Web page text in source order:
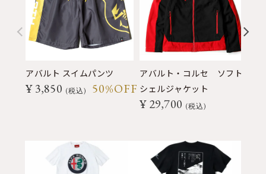
アバルト スイムパンツ
50%OFF
¥ 3,850 税込
アバルト・コルセ ソフト
シェルジャケット
¥ 29,700 税込